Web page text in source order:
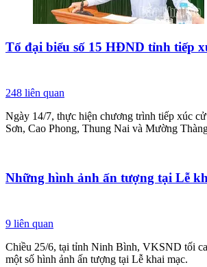
Tổ đại biểu số 15 HĐND tỉnh tiếp
248 liên quan
Ngày 14/7, thực hiện chương trình tiếp xúc
Sơn, Cao Phong, Thung Nai và Mường
Những hình ảnh ấn tượng tại Lễ
9 liên quan
Chiều 25/6, tại tỉnh Ninh Bình, VKSND tối
một số hình ảnh ấn tượng tại Lễ khai mạc.